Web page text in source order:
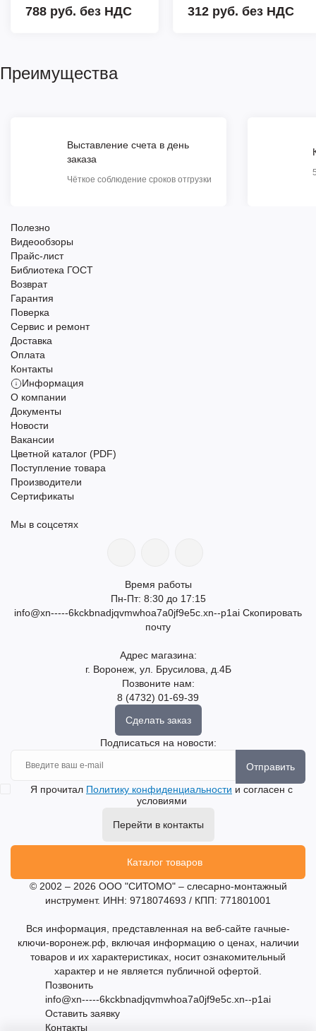
788 руб. без НДС 312 руб. без НДС
Преимущества
Выставление счета в день
заказа
Чёткое соблюдение сроков отгрузки
Полезно
Видеообзоры
Прайс-лист
Библиотека ГОСТ
Возврат
Гарантия
Поверка
Сервис и ремонт
Доставка
Оплата
Контакты
Информация
О компании
Документы
Новости
Вакансии
Цветной каталог (PDF)
Поступление товара
Производители
Сертификаты
Мы в соцсетях
Время работы
Пн-Пт: 8:30 до 17:15
info@xn-----6kckbnadjqvmwhoa7a0jf9e5c.xn--p1ai Скопировать
почту
Адрес магазина:
г. Воронеж, ул. Брусилова, д.4Б
Позвоните нам:
8 (4732) 01-69-39
Сделать заказ
Подписаться на новости:
Отправить
Я прочитал Политику конфиденциальности и согласен с
условиями
Перейти в контакты
Каталог товаров
© 2002 – 2026 ООО "СИТОМО" – слесарно-монтажный
инструмент. ИНН: 9718074693 / КПП: 771801001
Вся информация, представленная на веб-сайте гачные-
ключи-воронеж.рф, включая информацию о ценах, наличии
товаров и их характеристиках, носит ознакомительный
характер и не является публичной офертой.
Позвонить
info@xn-----6kckbnadjqvmwhoa7a0jf9e5c.xn--p1ai
Оставить заявку
Контакты